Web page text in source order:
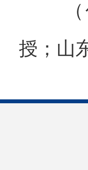
授；山